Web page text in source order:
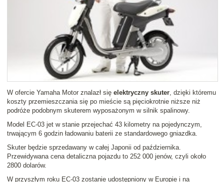
W ofercie Yamaha Motor znalazł się elektryczny skuter , dzięki któremu
koszty przemieszczania się po mieście są pięciokrotnie niższe niż
podróże podobnym skuterem wyposażonym w silnik spalinowy.
Model EC-03 jet w stanie przejechać 43 kilometry na pojedynczym,
trwającym 6 godzin ładowaniu baterii ze standardowego gniazdka.
Skuter będzie sprzedawany w całej Japonii od października.
Przewidywana cena detaliczna pojazdu to 252 000 jenów, czyli około
2800 dolarów.
W przyszłym roku EC-03 zostanie udostępniony w Europie i na